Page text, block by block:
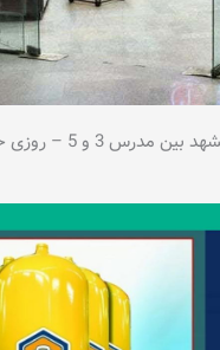
3 و 5 – روزی حلال